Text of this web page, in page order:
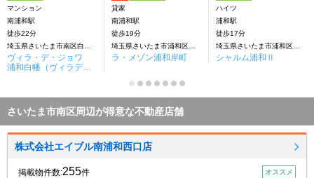
マンション
南浦和駅
徒歩22分
ヴィラ・デ・ジョワ
浦和白幡（ヴィラデジ
貸家
南浦和駅
徒歩19分
ラ・メゾン浦和岸町
ハイツ
浦和駅
徒歩17分
シャルム浦和Ⅱ
さいたま市南区周辺が得意な不動産店舗
株式会社エイブル南浦和西口店
掲載物件数:255件 オススメ